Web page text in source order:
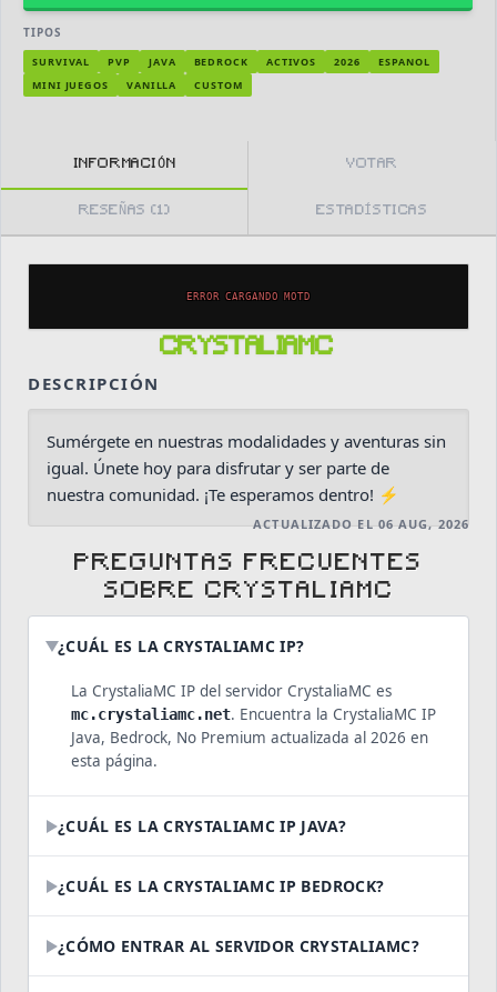
TIPOS
SURVIVAL PVP JAVA BEDROCK ACTIVOS 2026
ESPANOL
MINI JUEGOS
VANILLA CUSTOM
INFORMACIÓN VOTAR
RESEÑAS (1) ESTADÍSTICAS
ERROR CARGANDO MOTD
CRYSTALIAMC
DESCRIPCIÓN
Sumérgete en nuestras modalidades y aventuras sin
igual. Únete hoy para disfrutar y ser parte de
nuestra comunidad. ¡Te esperamos dentro! ⚡
ACTUALIZADO EL 06 AUG, 2026
PREGUNTAS FRECUENTES
SOBRE CRYSTALIAMC
¿CUÁL ES LA CRYSTALIAMC IP?
La CrystaliaMC IP del servidor CrystaliaMC es
mc.crystaliamc.net. Encuentra la CrystaliaMC IP
Java, Bedrock, No Premium actualizada al 2026 en
esta página.
¿CUÁL ES LA CRYSTALIAMC IP JAVA?
¿CUÁL ES LA CRYSTALIAMC IP BEDROCK?
¿CÓMO ENTRAR AL SERVIDOR CRYSTALIAMC?